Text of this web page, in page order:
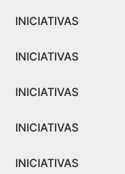
INICIATIVAS
INICIATIVAS
INICIATIVAS
INICIATIVAS
INICIATIVAS